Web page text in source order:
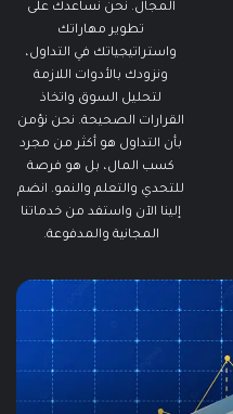
المجال. نحن نساعدك على
تطوير مهاراتك
واستراتيجياتك في التداول،
ونزودك بالأدوات اللازمة
لتحليل السوق واتخاذ
القرارات الصحيحة. نحن نؤمن
بأن التداول هو أكثر من مجرد
كسب المال، بل هو فرصة
للتحدي والتعلم والنمو. انضم
إلينا الآن واستفد من خدماتنا
المجانية والمدفوعة.